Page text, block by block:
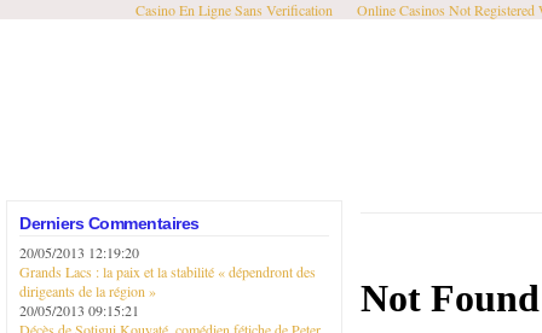
Casino En Ligne Sans Verification Online Casinos Not Registered
Derniers Commentaires
20/05/2013 12:19:20
Grands Lacs : la paix et la stabilité « dépendront des
dirigeants de la région »
20/05/2013 09:15:21